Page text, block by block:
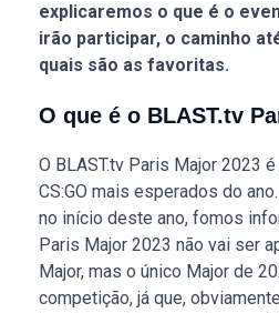
explicaremos o que é o
irão participar, o caminho
quais são as favoritas.
O que é o BLAST.tv
O BLAST.tv Paris Major 2023
CS:GO mais esperados do
no início deste ano, fomos
Paris Major 2023 não vai ser
Major, mas o único Major de
competição, já que,